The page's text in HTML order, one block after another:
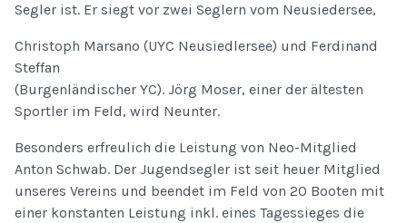
Segler ist. Er siegt vor zwei Seglern vom Neusiedersee,
Christoph Marsano (UYC Neusiedlersee) und Ferdinand
Steffan
(Burgenländischer YC). Jörg Moser, einer der ältesten
Sportler im Feld, wird Neunter.
Besonders erfreulich die Leistung von Neo-Mitglied
Anton Schwab. Der Jugendsegler ist seit heuer Mitglied
unseres Vereins und beendet im Feld von 20 Booten mit
einer konstanten Leistung inkl. eines Tagessieges die